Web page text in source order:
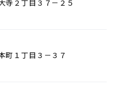
２丁目３７－２５
１丁目３－３７